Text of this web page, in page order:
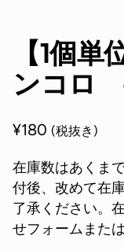
【1個
ンコロ
¥180 (税抜き)
在庫数はあくま
付後、改めて在
了承ください。
せフォームまた